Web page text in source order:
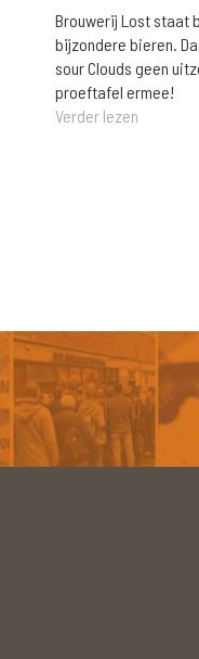
Brouwerij Lost staat
bijzondere bieren.
sour Clouds geen
proeftafel ermee!
Verder lezen